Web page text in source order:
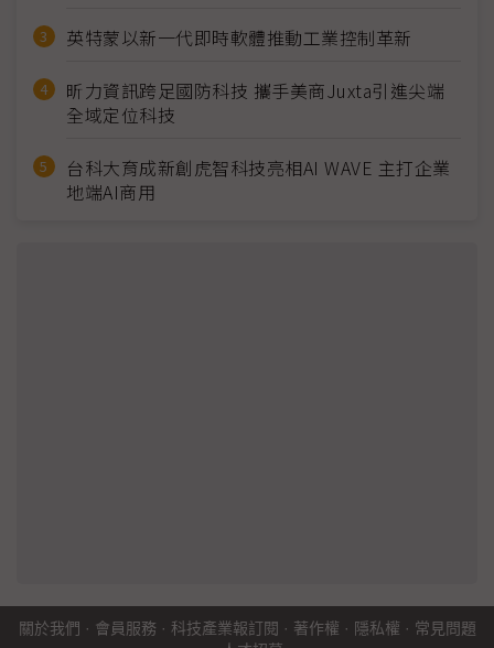
英特蒙以新一代即時軟體推動工業控制革新
昕力資訊跨足國防科技 攜手美商Juxta引進尖端
全域定位科技
台科大育成新創虎智科技亮相AI WAVE 主打企業
地端AI商用
關於我們 · 會員服務 · 科技產業報訂閱 · 著作權 · 隱私權 · 常見問題